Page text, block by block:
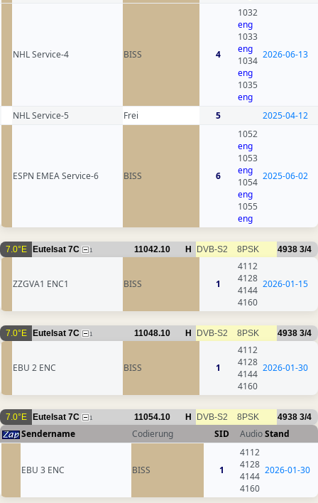
NHL Service-4 BISS 4
1032
eng
1033
eng
1034
eng
1035
eng
2026-06-13
NHL Service-5 Frei 5 2025-04-12
ESPN EMEA Service-6 BISS 6
1052
eng
1053
eng
1054
eng
1055
eng
2025-06-02
7.0°E Eutelsat 7C 1 11042.10 H DVB-S2 8PSK 4938 3/4
ZZGVA1 ENC1 BISS 1
4112
4128
4144
4160
2026-01-15
7.0°E Eutelsat 7C 1 11048.10 H DVB-S2 8PSK 4938 3/4
EBU 2 ENC BISS 1
4112
4128
4144
4160
2026-01-30
7.0°E Eutelsat 7C 1 11054.10 H DVB-S2 8PSK 4938 3/4
Sendername Codierung SID AudioStand
EBU 3 ENC BISS 1
4112
4128
4144
4160
2026-01-30